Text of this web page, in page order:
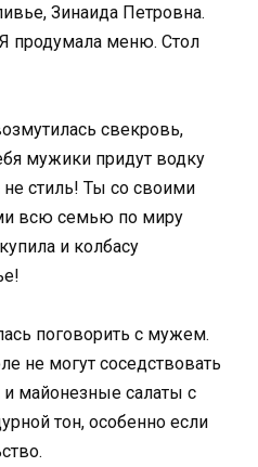
Зинаида Петровна.
продумала меню. Стол
свекровь,
мужики придут водку
не стиль! Ты со своими
всю семью по миру
и колбасу
поговорить с мужем.
не могут соседствовать
и майонезные салаты с
тон, особенно если